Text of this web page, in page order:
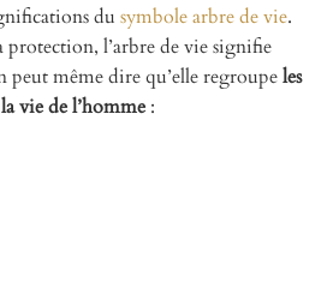
du symbole arbre de vie.
protection, l’arbre de vie signifie
peut même dire qu’elle regroupeles
vie de l’homme :